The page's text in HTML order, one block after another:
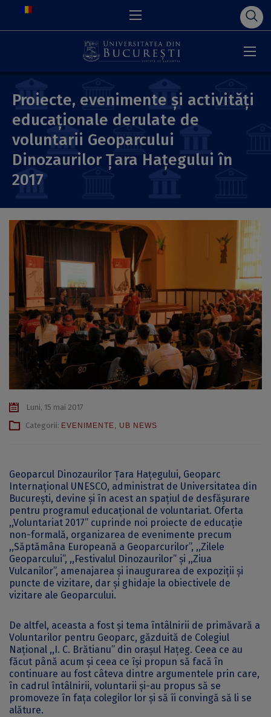
Proiecte, evenimente și activități
educaționale derulate de
voluntarii Geoparcului
Dinozaurilor Țara Hațegului în
2017
Luni, 15 mai 2017
Categorii: EVENIMENTE, UB NEWS
Geoparcul Dinozaurilor Țara Hațegului, Geoparc
Internațional UNESCO, administrat de Universitatea din
București, devine și în acest an spațiul de desfășurare
pentru programul educațional de voluntariat. Oferta
,,Voluntariat 2017” cuprinde noi proiecte de educație
non-formală, organizarea de evenimente precum
,,Săptămâna Europeană a Geoparcurilor”, ,,Zilele
Geoparcului”, ,,Festivalul Dinozaurilor” și ,,Ziua
Vulcanilor”, amenajarea și inaugurarea de expoziții și
puncte de vizitare, dar și ghidaje la obiectivele de
vizitare ale Geoparcului.
De altfel, aceasta a fost și tema întâlnirii de primăvară a
Voluntarilor pentru Geoparc, găzduită de Colegiul
Național ,,I. C. Brătianu” din orașul Hațeg. Ceea ce au
făcut până acum și ceea ce își propun să facă în
continuare au fost câteva dintre argumentele prin care,
în cadrul întâlnirii, voluntarii și-au propus să se
promoveze în fața colegilor lor și să îi convingă să li se
alăture.